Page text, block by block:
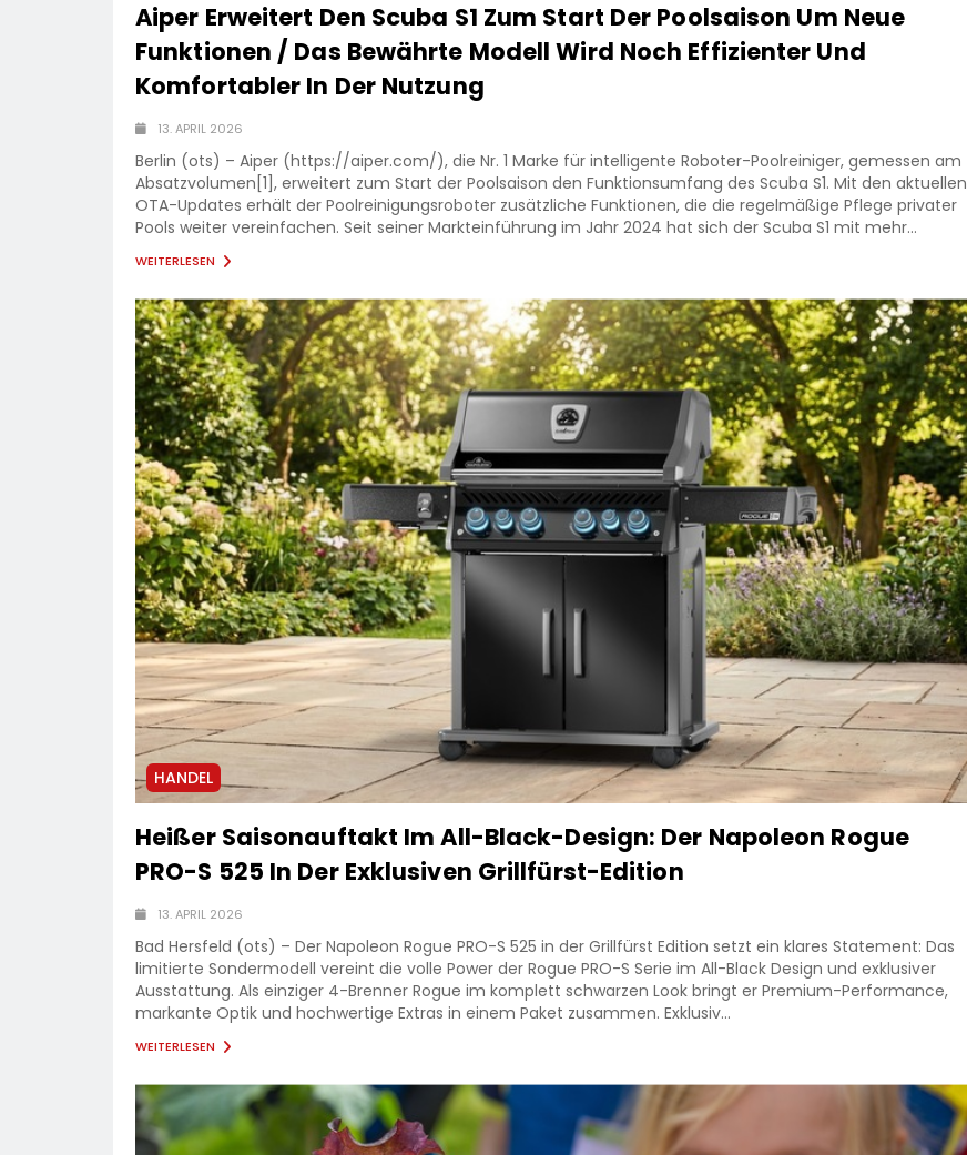
Aiper Erweitert Den Scuba S1 Zum Start Der Poolsaison Um Neue
Funktionen / Das Bewährte Modell Wird Noch Effizienter Und
Komfortabler In Der Nutzung
13. APRIL 2026
Berlin (ots) – Aiper (https://aiper.com/), die Nr. 1 Marke für intelligente Roboter-Poolreiniger, gemessen am
Absatzvolumen[1], erweitert zum Start der Poolsaison den Funktionsumfang des Scuba S1. Mit den aktuellen
OTA-Updates erhält der Poolreinigungsroboter zusätzliche Funktionen, die die regelmäßige Pflege privater
Pools weiter vereinfachen. Seit seiner Markteinführung im Jahr 2024 hat sich der Scuba S1 mit mehr...
WEITERLESEN
HANDEL
Heißer Saisonauftakt Im All-Black-Design: Der Napoleon Rogue
PRO-S 525 In Der Exklusiven Grillfürst-Edition
13. APRIL 2026
Bad Hersfeld (ots) – Der Napoleon Rogue PRO-S 525 in der Grillfürst Edition setzt ein klares Statement: Das
limitierte Sondermodell vereint die volle Power der Rogue PRO-S Serie im All-Black Design und exklusiver
Ausstattung. Als einziger 4-Brenner Rogue im komplett schwarzen Look bringt er Premium-Performance,
markante Optik und hochwertige Extras in einem Paket zusammen. Exklusiv...
WEITERLESEN